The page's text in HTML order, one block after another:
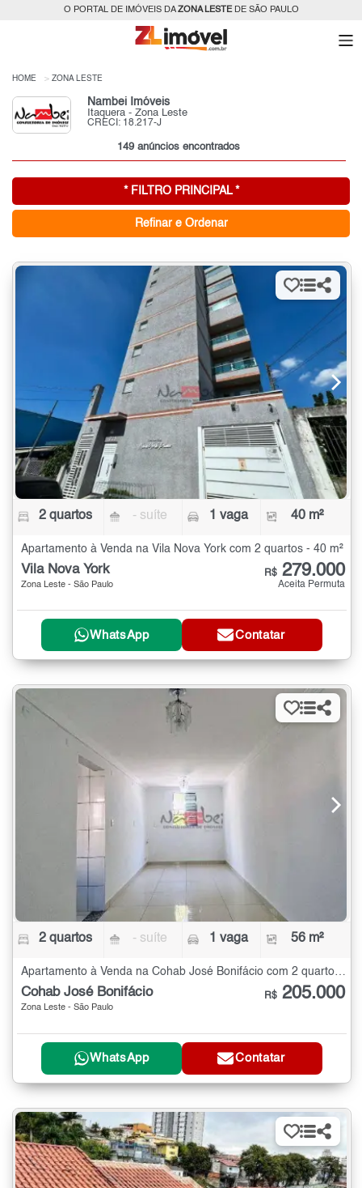
O PORTAL DE IMÓVEIS DAZONA LESTEDE SÃO PAULO
HOME ZONA LESTE
Nambei Imóveis
Itaquera - Zona Leste
CRECI: 18.217-J
149 anúncios encontrados
* FILTRO PRINCIPAL *
Refinar e Ordenar
2 quartos - suíte 1 vaga 40 m²
Apartamento à Venda na Vila Nova York com 2 quartos - 40 m²
Vila Nova York
Zona Leste - São Paulo
R$ 279.000
Aceita Permuta
WhatsApp Contatar
2 quartos - suíte 1 vaga 56 m²
Apartamento à Venda na Cohab José Bonifácio com 2 quartos - 56 m²
Cohab José Bonifácio
Zona Leste - São Paulo
R$ 205.000
WhatsApp Contatar